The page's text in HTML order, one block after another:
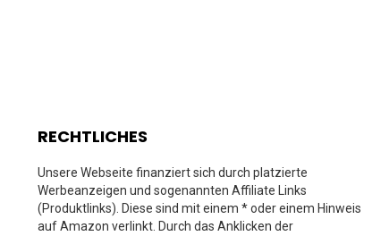
RECHTLICHES
Unsere Webseite finanziert sich durch platzierte
Werbeanzeigen und sogenannten Affiliate Links
(Produktlinks). Diese sind mit einem * oder einem Hinweis
auf Amazon verlinkt. Durch das Anklicken der